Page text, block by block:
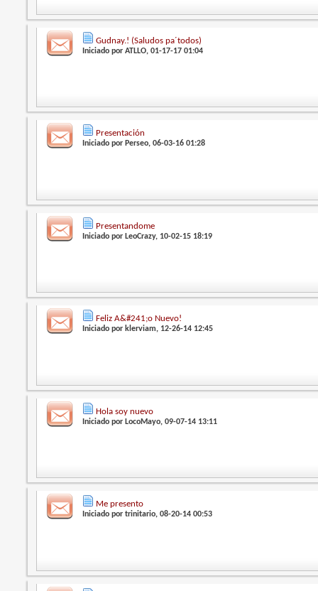
Gudnay.! (Saludos pa´todos)
Iniciado porATLLO, 01-17-17 01:04
Presentación
Iniciado porPerseo, 06-03-16 01:28
Presentandome
Iniciado por LeoCrazy, 10-02-15 18:19
Feliz A&#241;o Nuevo!
Iniciado por klerviam, 12-26-14 12:45
Hola soy nuevo
Iniciado por LocoMayo, 09-07-14 13:11
Me presento
Iniciado portrinitario, 08-20-14 00:53